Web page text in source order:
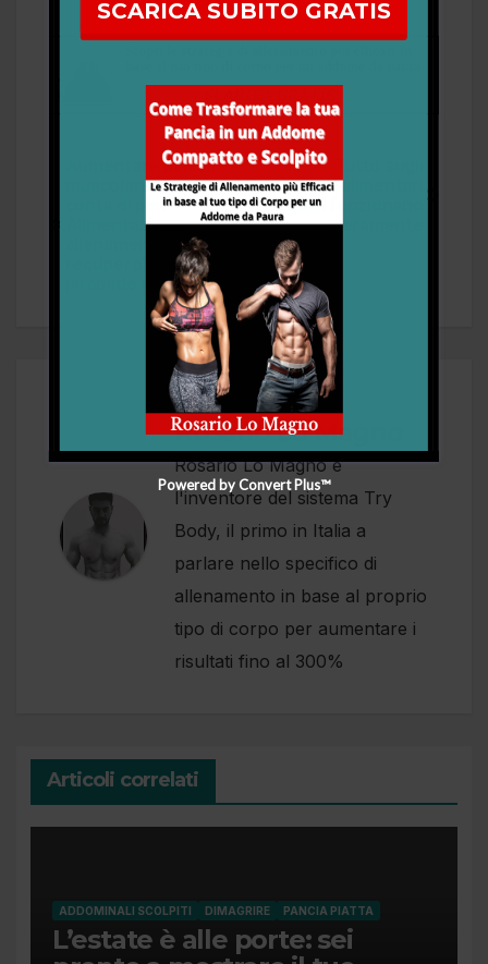
integratori alimentari
e quali funzionano
veramente
Aumentare massa
muscolare. Cosa
conta di più?
Alimentazione –
recupero? Ecco la
piramide perfetta!
Di
Rosario Lo Magno
Rosario Lo Magno è
l'inventore del sistema Try
Body, il primo in Italia a
parlare nello specifico di
allenamento in base al proprio
tipo di corpo per aumentare i
risultati fino al 300%
Articoli correlati
ADDOMINALI SCOLPITI DIMAGRIRE PANCIA PIATTA
L’estate è alle porte: sei
SCARICA SUBITO GRATIS
Powered by Convert Plus™